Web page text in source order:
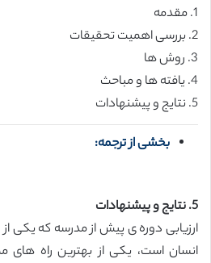
1. مقدمه
2. بررسی اهمیت تحقیقات
3. روش ها
4. یافته ها و مباحث
5. نتایج و پیشنهادات
بخشی از ترجمه:
5. نتایج و پیشنهادات
ارزیابی دوره ی پیش از مدرسه که یکی
انسان است، یکی از بهترین راه های